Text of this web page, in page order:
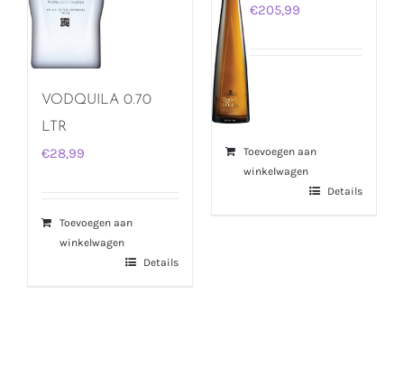
VODQUILA 0.70
LTR
€28,99
Toevoegen aan
winkelwagen
Details
€205,99
Toevoegen aan
winkelwagen
Details